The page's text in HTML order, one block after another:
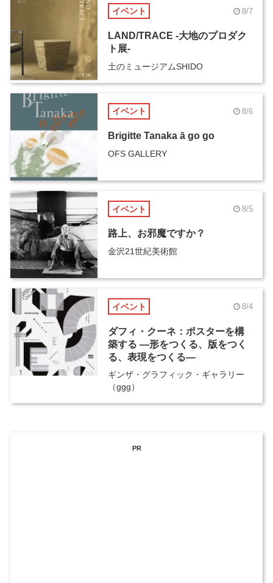
イベント 8/7
LAND/TRACE -大地のプロダク
ト展-
土のミュージアムSHIDO
イベント 8/6
Brigitte Tanaka ā go go
OFS GALLERY
イベント 8/5
路上、お邪魔ですか？
金沢21世紀美術館
イベント 8/4
ダフィ・クーネ：ポスターを構
築する ―形をつくる、版をつく
る、表現をつくる―
ギンザ・グラフィック・ギャラリー
（ggg）
PR